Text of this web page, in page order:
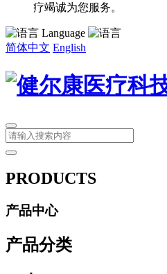
疗竭诚为您服务。
Language
简体中文 English
PRODUCTS
产品中心
产品分类